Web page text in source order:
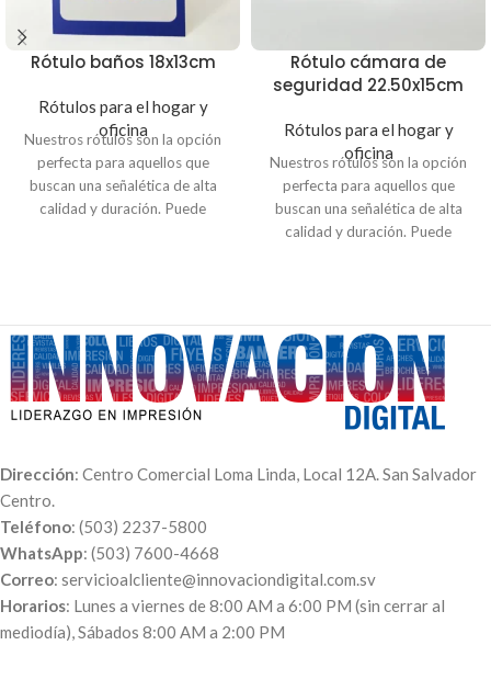
Rótulo baños 18x13cm
Rótulos para el hogar y
oficina
Nuestros rótulos son la opción
perfecta para aquellos que
buscan una señalética de alta
calidad y duración. Puede
Rótulo cámara de
seguridad 22.50x15cm
Rótulos para el hogar y
oficina
Nuestros rótulos son la opción
perfecta para aquellos que
buscan una señalética de alta
calidad y duración. Puede
Dirección: Centro Comercial Loma Linda, Local 12A. San Salvador
Centro.
Teléfono: (503) 2237-5800
WhatsApp: (503) 7600-4668
Correo: servicioalcliente@innovaciondigital.com.sv
Horarios: Lunes a viernes de 8:00 AM a 6:00 PM (sin cerrar al
mediodía), Sábados 8:00 AM a 2:00 PM